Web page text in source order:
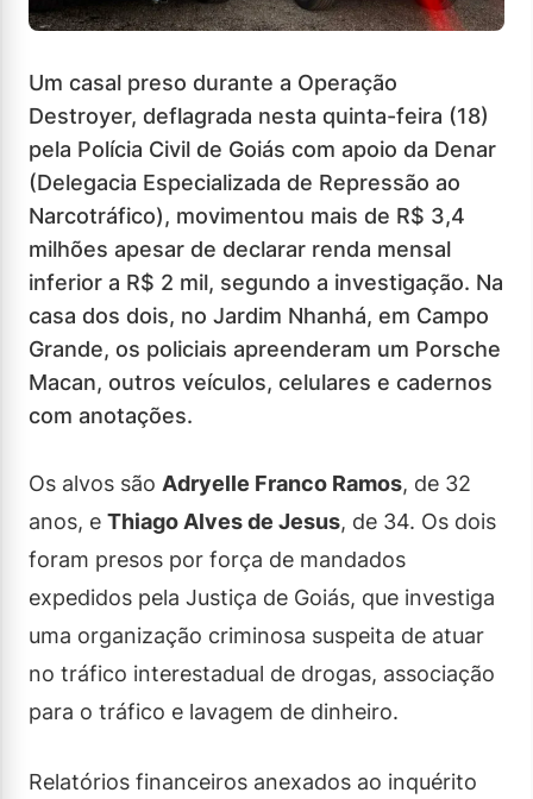
Um casal preso durante a Operação
Destroyer, deflagrada nesta quinta-feira (18)
pela Polícia Civil de Goiás com apoio da Denar
(Delegacia Especializada de Repressão ao
Narcotráfico), movimentou mais de R$ 3,4
milhões apesar de declarar renda mensal
inferior a R$ 2 mil, segundo a investigação. Na
casa dos dois, no Jardim Nhanhá, em Campo
Grande, os policiais apreenderam um Porsche
Macan, outros veículos, celulares e cadernos
com anotações.
Os alvos são Adryelle Franco Ramos, de 32
anos, e Thiago Alves de Jesus, de 34. Os dois
foram presos por força de mandados
expedidos pela Justiça de Goiás, que investiga
uma organização criminosa suspeita de atuar
no tráfico interestadual de drogas, associação
para o tráfico e lavagem de dinheiro.
Relatórios financeiros anexados ao inquérito